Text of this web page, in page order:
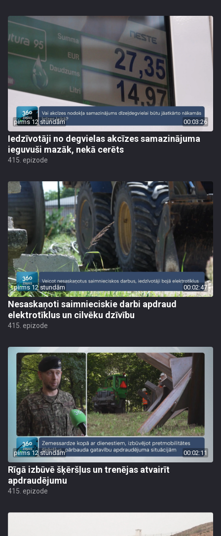
pirms 12 stundām 00:03:26
Iedzīvotāji no degvielas akcīzes samazinājuma
ieguvuši mazāk, nekā cerēts
415. epizode
pirms 12 stundām 00:02:47
Nesaskaņoti saimnieciskie darbi apdraud
elektrotīklus un cilvēku dzīvību
415. epizode
pirms 12 stundām 00:02:11
Rīgā izbūvē šķēršļus un trenējas atvairīt
apdraudējumu
415. epizode